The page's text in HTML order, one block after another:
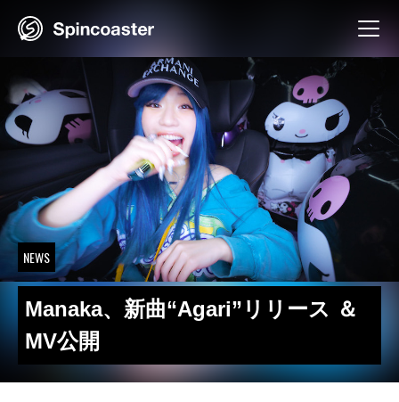
NEWS
Manaka、新曲“Agari”リリース ＆
MV公開